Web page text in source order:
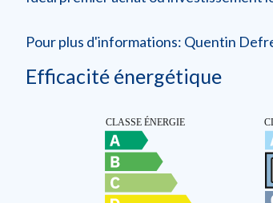
Pour plus d'informations: Quentin
Efficacité énergétique